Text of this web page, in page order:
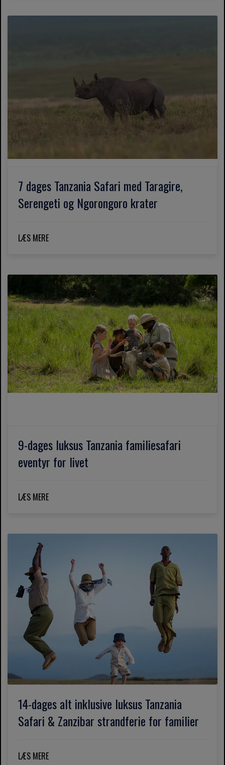
7 dages Tanzania Safari med Taragire,
Serengeti og Ngorongoro krater
LÆS MERE
9-dages luksus Tanzania familiesafari
eventyr for livet
LÆS MERE
14-dages alt inklusive luksus Tanzania
Safari & Zanzibar strandferie for familier
LÆS MERE